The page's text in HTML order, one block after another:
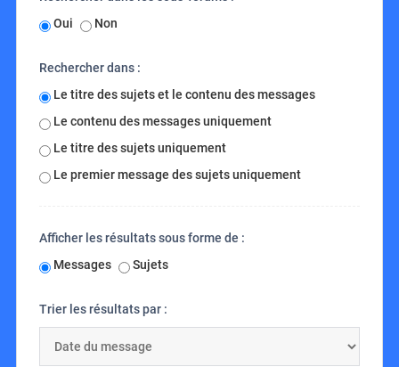
Oui
Non
Rechercher dans :
Le titre des sujets et le contenu des messages
Le contenu des messages uniquement
Le titre des sujets uniquement
Le premier message des sujets uniquement
Afficher les résultats sous forme de :
Messages
Sujets
Trier les résultats par :